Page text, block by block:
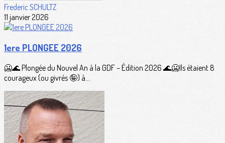
Frederic SCHULTZ
11 janvier 2026
1ere PLONGEE 2026
🥶🌊 Plongée du Nouvel An à la GDF – Édition 2026 🌊🥶Ils étaient 8
courageux (ou givrés 🤪) à...